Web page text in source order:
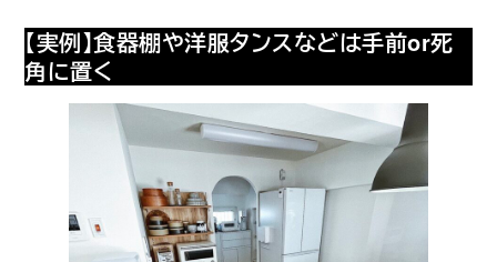
【実例】食器棚や洋服タンスなどは手前or死
角に置く